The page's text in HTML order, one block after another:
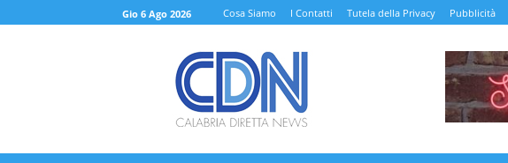
Gio 6 Ago 2026 Cosa Siamo I Contatti Tutela della Privacy Pubblicità